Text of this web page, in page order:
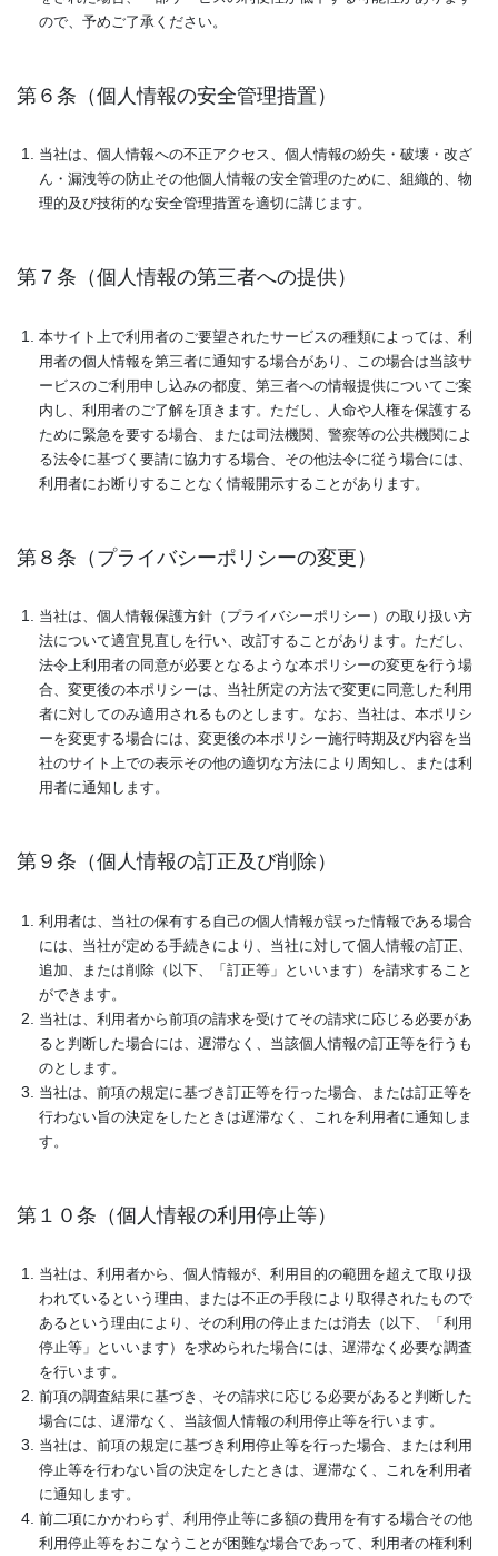
ので、予めご了承ください。
第６条（個人情報の安全管理措置）
当社は、個人情報への不正アクセス、個人情報の紛失・破壊・改ざ
ん・漏洩等の防止その他個人情報の安全管理のために、組織的、物
理的及び技術的な安全管理措置を適切に講じます。
第７条（個人情報の第三者への提供）
本サイト上で利用者のご要望されたサービスの種類によっては、利
用者の個人情報を第三者に通知する場合があり、この場合は当該サ
ービスのご利用申し込みの都度、第三者への情報提供についてご案
内し、利用者のご了解を頂きます。ただし、人命や人権を保護する
ために緊急を要する場合、または司法機関、警察等の公共機関によ
る法令に基づく要請に協力する場合、その他法令に従う場合には、
利用者にお断りすることなく情報開示することがあります。
第８条（プライバシーポリシーの変更）
当社は、個人情報保護方針（プライバシーポリシー）の取り扱い方
法について適宜見直しを行い、改訂することがあります。ただし、
法令上利用者の同意が必要となるような本ポリシーの変更を行う場
合、変更後の本ポリシーは、当社所定の方法で変更に同意した利用
者に対してのみ適用されるものとします。なお、当社は、本ポリシ
ーを変更する場合には、変更後の本ポリシー施行時期及び内容を当
社のサイト上での表示その他の適切な方法により周知し、または利
用者に通知します。
第９条（個人情報の訂正及び削除）
利用者は、当社の保有する自己の個人情報が誤った情報である場合
には、当社が定める手続きにより、当社に対して個人情報の訂正、
追加、または削除（以下、「訂正等」といいます）を請求すること
ができます。
当社は、利用者から前項の請求を受けてその請求に応じる必要があ
ると判断した場合には、遅滞なく、当該個人情報の訂正等を行うも
のとします。
当社は、前項の規定に基づき訂正等を行った場合、または訂正等を
行わない旨の決定をしたときは遅滞なく、これを利用者に通知しま
す。
第１０条（個人情報の利用停止等）
当社は、利用者から、個人情報が、利用目的の範囲を超えて取り扱
われているという理由、または不正の手段により取得されたもので
あるという理由により、その利用の停止または消去（以下、「利用
停止等」といいます）を求められた場合には、遅滞なく必要な調査
を行います。
前項の調査結果に基づき、その請求に応じる必要があると判断した
場合には、遅滞なく、当該個人情報の利用停止等を行います。
当社は、前項の規定に基づき利用停止等を行った場合、または利用
停止等を行わない旨の決定をしたときは、遅滞なく、これを利用者
に通知します。
前二項にかかわらず、利用停止等に多額の費用を有する場合その他
利用停止等をおこなうことが困難な場合であって、利用者の権利利